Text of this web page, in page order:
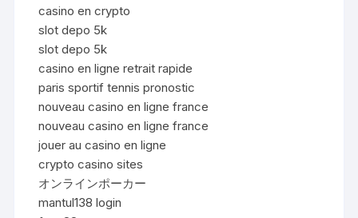
casino en crypto
slot depo 5k
slot depo 5k
casino en ligne retrait rapide
paris sportif tennis pronostic
nouveau casino en ligne france
nouveau casino en ligne france
jouer au casino en ligne
crypto casino sites
オンラインポーカー
mantul138 login